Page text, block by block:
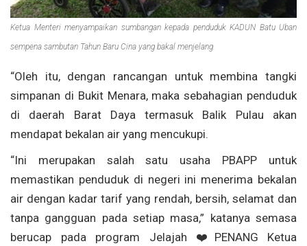
Ketua Menteri menyampaikan sumbangan kepada penduduk KADUN Batu Uban
sempena sambutan Tahun Baru Cina yang bakal menjelang.
“Oleh itu, dengan rancangan untuk membina tangki
simpanan di Bukit Menara, maka sebahagian penduduk
di daerah Barat Daya termasuk Balik Pulau akan
mendapat bekalan air yang mencukupi.
“Ini merupakan salah satu usaha PBAPP untuk
memastikan penduduk di negeri ini menerima bekalan
air dengan kadar tarif yang rendah, bersih, selamat dan
tanpa gangguan pada setiap masa,” katanya semasa
berucap pada program Jelajah ❤️PENANG Ketua